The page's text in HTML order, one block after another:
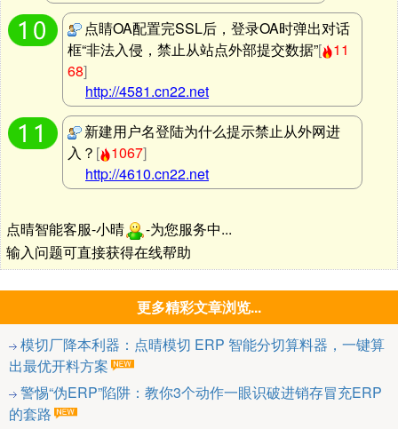
点睛OA配置完SSL后，登录OA时弹出对话
框“非法入侵，禁止从站点外部提交数据”[
11
68]
http://4581.cn22.net
新建用户名登陆为什么提示禁止从外网进
入？ [ 1067]
http://4610.cn22.net
点晴智能客服-小晴
-为您服务中...
输入问题可直接获得在线帮助
更多精彩文章浏览...
模切厂降本利器：点晴模切 ERP 智能分切算料器，一键算
出最优开料方案
警惕“伪ERP”陷阱：教你3个动作一眼识破进销存冒充ERP
的套路